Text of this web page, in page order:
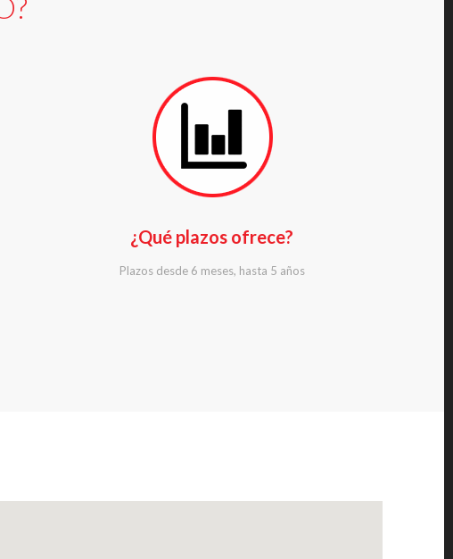
¿Qué plazos ofrece?
Plazos desde 6 meses, hasta 5 años